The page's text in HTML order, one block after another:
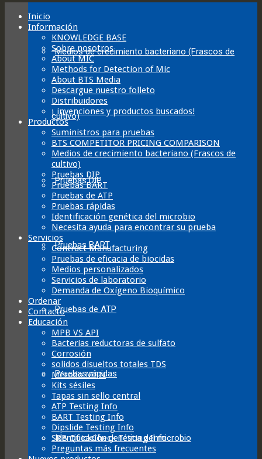
Medios de crecimiento bacteriano (Frascos de
cultivo)
Pruebas DIP
Pruebas BART
Pruebas de ATP
Pruebas rápidas
Identificación genética del microbio
Inicio
Información
KNOWLEDGE BASE
Sobre nosotros
About MIC
Methods for Detection of Mic
About BTS Media
Descargue nuestro folleto
Distribuidores
¡ invenciones y productos buscados!
Productos
Suministros para pruebas
BTS COMPETITOR PRICING COMPARISON
Medios de crecimiento bacteriano (Frascos de
cultivo)
Pruebas DIP
Pruebas BART
Pruebas de ATP
Pruebas rápidas
Identificación genética del microbio
Necesita ayuda para encontrar su prueba
Servicios
Contract Manufacturing
Pruebas de eficacia de biocidas
Medios personalizados
Servicios de laboratorio
Demanda de Oxígeno Bioquímico
Ordenar
Contacto
Educación
MPB VS API
Bacterias reductoras de sulfato
Corrosión
solidos disueltos totales TDS
Método MPN
Kits sésiles
Tapas sin sello central
ATP Testing Info
BART Testing Info
Dipslide Testing Info
SRB QuickCheck Testing Info
Preguntas más frecuentes